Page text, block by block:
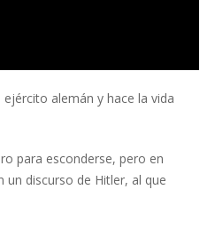
alemán y hace la vida
para esconderse, pero en
un discurso de Hitler, al que